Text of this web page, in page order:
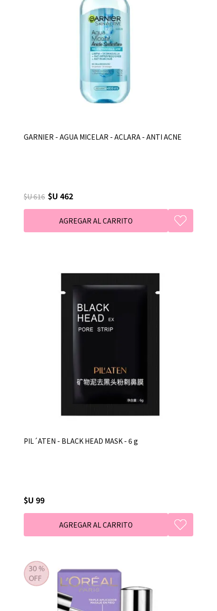
GARNIER - AGUA MICELAR - ACLARA - ANTI ACNE
$U 616 $U 462
PIL´ATEN - BLACK HEAD MASK - 6 g
$U 99